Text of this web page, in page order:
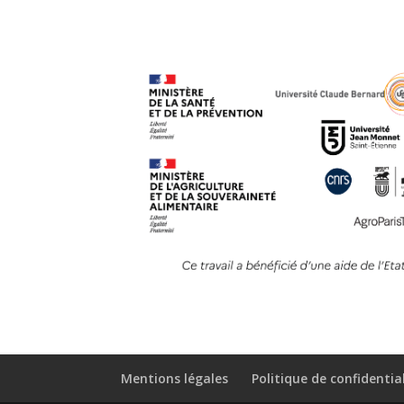
Mentions légales Politique de